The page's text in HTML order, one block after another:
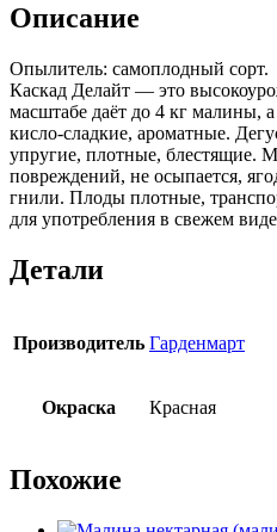
Описание
Опылитель: самоплодный сорт.
Каскад Делайт — это
масштабе даёт до 4 кг малины,
кисло-сладкие, ароматные.
упругие, плотные, блестящие.
повреждений, не осыпается,
гнили. Плоды плотные,
для употребления в свежем
Детали
Производитель Гарденмарт
Окраска Красная
Похожие